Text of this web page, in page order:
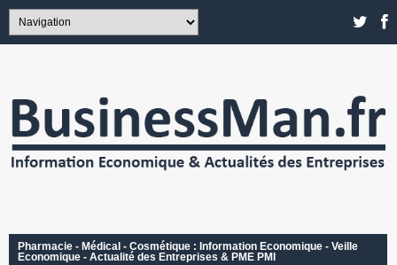
Pharmacie - Médical - Cosmétique : Information Economique - Veille
Economique - Actualité des Entreprises & PME PMI